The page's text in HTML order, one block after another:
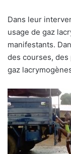
Dans leur
usage de gaz
manifestants.
des courses,
gaz